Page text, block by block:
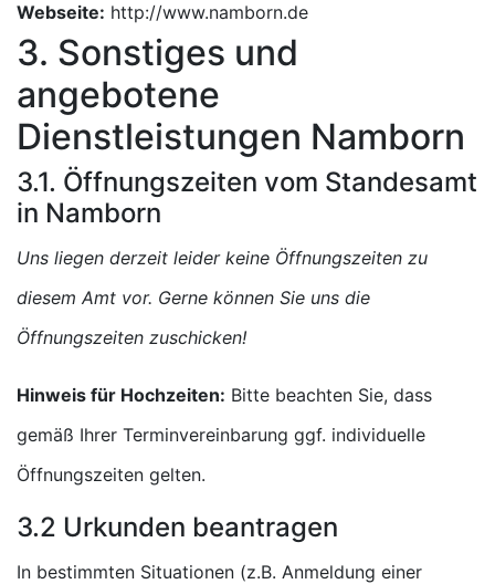
Webseite: http://www.namborn.de
3. Sonstiges und
angebotene
Dienstleistungen Namborn
3.1. Öffnungszeiten vom Standesamt
in Namborn
Uns liegen derzeit leider keine Öffnungszeiten zu
diesem Amt vor. Gerne können Sie uns die
Öffnungszeiten zuschicken!
Hinweis für Hochzeiten: Bitte beachten Sie, dass
gemäß Ihrer Terminvereinbarung ggf. individuelle
Öffnungszeiten gelten.
3.2 Urkunden beantragen
In bestimmten Situationen (z.B. Anmeldung einer